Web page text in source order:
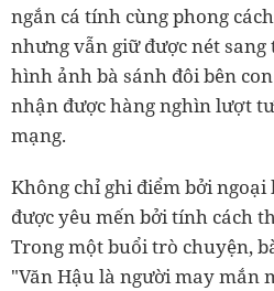
ngắn cá tính cùng phong
nhưng vẫn giữ được nét
hình ảnh bà sánh đôi bên
nhận được hàng nghìn lượt
mạng.
Không chỉ ghi điểm bởi
được yêu mến bởi tính cách
Trong một buổi trò chuyện,
"Văn Hậu là người may mắn